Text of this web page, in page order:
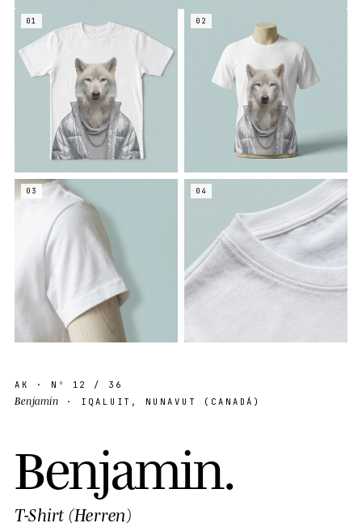
01 02
03 04
AK · Nº 12 / 36
Benjamin · IQALUIT, NUNAVUT (CANADÁ)
Benjamin.
T-Shirt (Herren)